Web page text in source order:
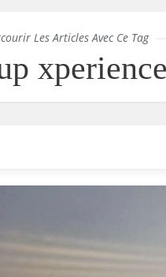
Les Articles Avec Ce Tag
xperience